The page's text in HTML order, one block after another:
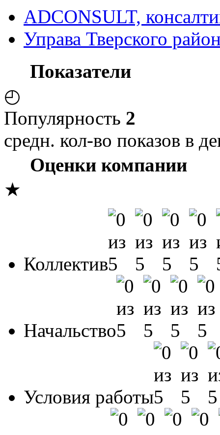
ADCONSULT,
Управа Тверского
Показатели
◴
Популярность 2
средн. кол-во показов в
Оценки компании
★
Коллектив
Начальство
Условия работы